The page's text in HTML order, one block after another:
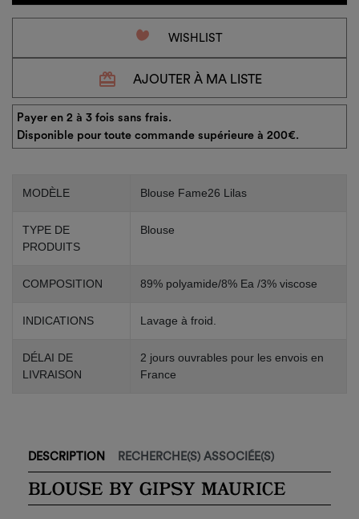
favorite_border WISHLIST
redeem AJOUTER À MA LISTE
Payer en 2 à 3 fois sans frais.
Disponible pour toute commande supérieure à 200€.
MODÈLE Blouse Fame26 Lilas
TYPE DE
PRODUITS
Blouse
COMPOSITION 89% polyamide/8% Ea /3% viscose
INDICATIONS Lavage à froid.
DÉLAI DE
LIVRAISON
2 jours ouvrables pour les envois en
France
DESCRIPTION RECHERCHE(S) ASSOCIÉE(S)
BLOUSE BY GIPSY MAURICE